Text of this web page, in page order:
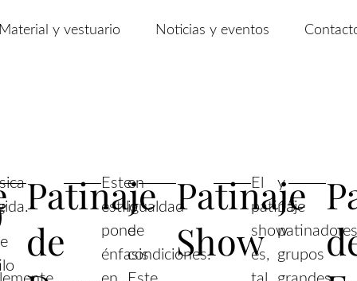
Material y vestuario Noticias y eventos
Patinaje
de
Este
estilo
pone
énfasis
en
igualdad
de
condiciones.
Patinaje
Show
El
patinaje
show
es,
y
15
grupos